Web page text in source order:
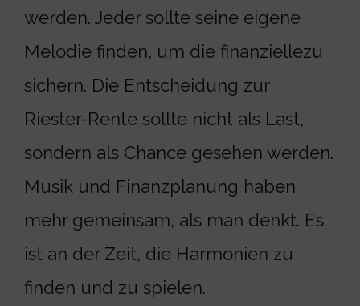
werden. Jeder sollte seine eigene
Melodie finden, um die finanziellezu
sichern. Die Entscheidung zur
Riester-Rente sollte nicht als Last,
sondern als Chance gesehen werden.
Musik und Finanzplanung haben
mehr gemeinsam, als man denkt. Es
ist an der Zeit, die Harmonien zu
finden und zu spielen.